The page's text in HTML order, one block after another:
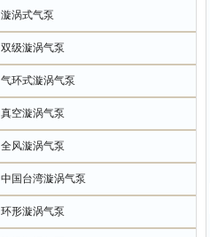
漩涡式气泵
双级漩涡气泵
气环式漩涡气泵
真空漩涡气泵
全风漩涡气泵
中国台湾漩涡气泵
环形漩涡气泵